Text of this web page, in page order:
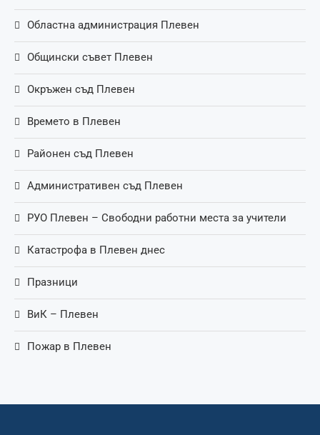
Областна администрация Плевен
Общински съвет Плевен
Окръжен съд Плевен
Времето в Плевен
Районен съд Плевен
Административен съд Плевен
РУО Плевен – Свободни работни места за учители
Катастрофа в Плевен днес
Празници
ВиК – Плевен
Пожар в Плевен